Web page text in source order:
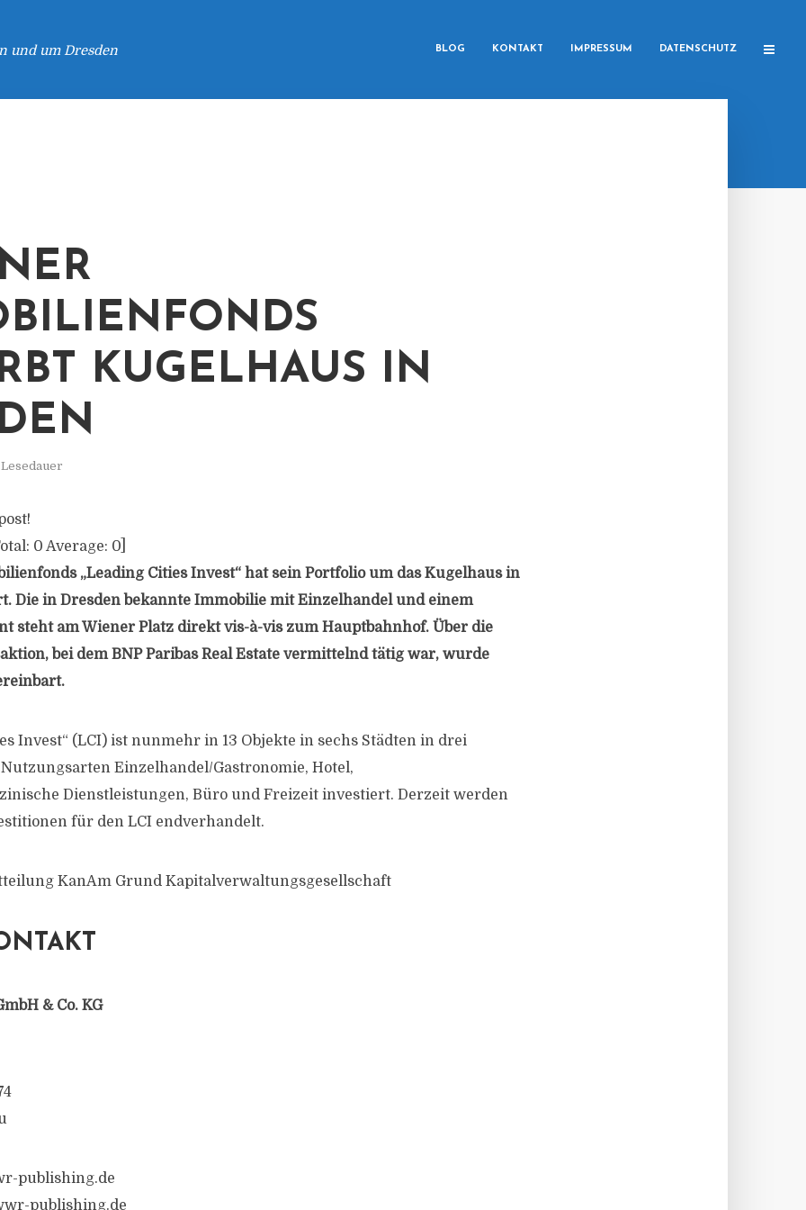
und um Dresden BLOG KONTAKT IMPRESSUM DATENSCHUTZ
KUGELHAUS IN
0 Average: 0
„Leading Cities Invest“ hat sein Portfolio um das Kugelhaus in
Die in Dresden bekannte Immobilie mit Einzelhandel und einem
steht am Wiener Platz direkt vis-à-vis zum Hauptbahnhof. Über die
bei dem BNP Paribas Real Estate vermittelnd tätig war, wurde
Invest“ (LCI) ist nunmehr in 13 Objekte in sechs Städten in drei
Einzelhandel/Gastronomie, Hotel,
Dienstleistungen, Büro und Freizeit investiert. Derzeit werden
für den LCI endverhandelt.
KanAm Grund Kapitalverwaltungsgesellschaft
& Co. KG
publishing.de
publishing.de